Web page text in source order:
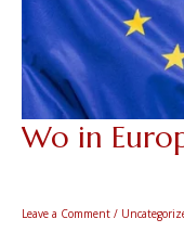
Wo in
Leave a Comment /